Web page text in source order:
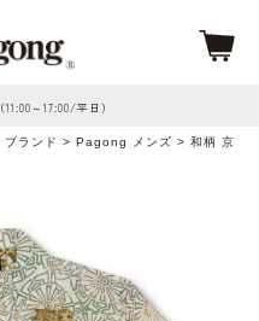
（11:00～17:00/平日）
ブランド > Pagong メンズ > 和柄 京